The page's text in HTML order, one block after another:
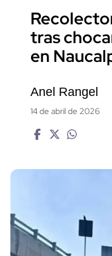
tras
en
Anel Rangel
14 de abril de 2026